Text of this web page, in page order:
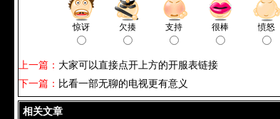
惊讶 欠揍 支持 很棒 愤怒
上一篇： 大家可以直接点开上方的开服表链接
下一篇： 比看一部无聊的电视更有意义
相关文章